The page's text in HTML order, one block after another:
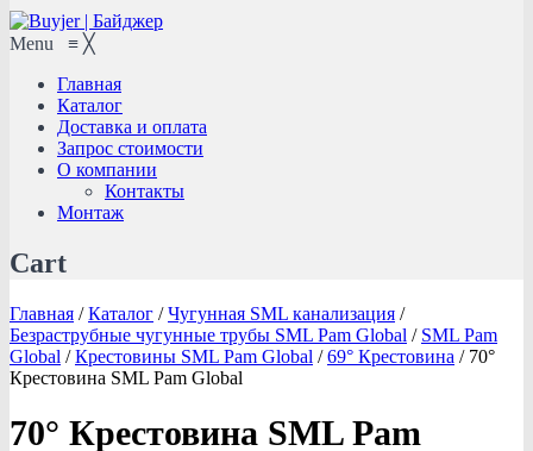
Menu ≡ ╳
Главная
Каталог
Доставка и оплата
Запрос стоимости
О компании
Контакты
Монтаж
Cart
Главная / Каталог / Чугунная SML канализация /
Безраструбные чугунные трубы SML Pam Global / SML Pam
Global / Крестовины SML Pam Global / 69° Крестовина /70°
Крестовина SML Pam Global
70° Крестовина SML Pam